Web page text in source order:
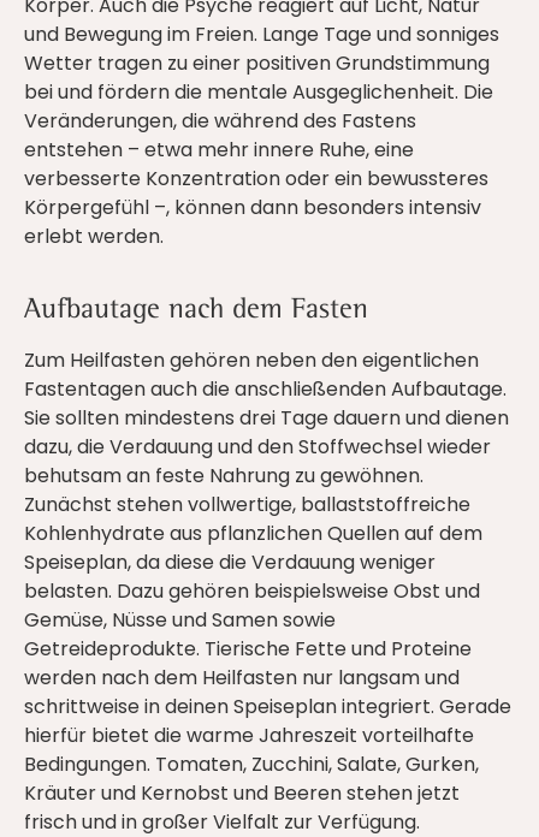
und Bewegung im Freien. Lange Tage und sonniges
Wetter tragen zu einer positiven Grundstimmung
bei und fördern die mentale Ausgeglichenheit. Die
Veränderungen, die während des Fastens
entstehen – etwa mehr innere Ruhe, eine
verbesserte Konzentration oder ein bewussteres
Körpergefühl –, können dann besonders intensiv
erlebt werden.
Aufbautage nach dem Fasten
Zum Heilfasten gehören neben den eigentlichen
Fastentagen auch die anschließenden Aufbautage.
Sie sollten mindestens drei Tage dauern und dienen
dazu, die Verdauung und den Stoffwechsel wieder
behutsam an feste Nahrung zu gewöhnen.
Zunächst stehen vollwertige, ballaststoffreiche
Kohlenhydrate aus pflanzlichen Quellen auf dem
Speiseplan, da diese die Verdauung weniger
belasten. Dazu gehören beispielsweise Obst und
Gemüse, Nüsse und Samen sowie
Getreideprodukte. Tierische Fette und Proteine
werden nach dem Heilfasten nur langsam und
schrittweise in deinen Speiseplan integriert. Gerade
hierfür bietet die warme Jahreszeit vorteilhafte
Bedingungen. Tomaten, Zucchini, Salate, Gurken,
Kräuter und Kernobst und Beeren stehen jetzt
frisch und in großer Vielfalt zur Verfügung.